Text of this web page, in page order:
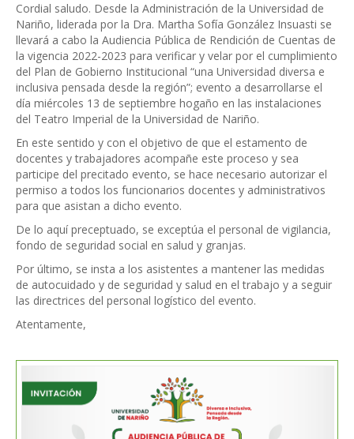
Cordial saludo. Desde la Administración de la Universidad de
Nariño, liderada por la Dra. Martha Sofía González Insuasti se
llevará a cabo la Audiencia Pública de Rendición de Cuentas de
la vigencia 2022-2023 para verificar y velar por el cumplimiento
del Plan de Gobierno Institucional “una Universidad diversa e
inclusiva pensada desde la región”; evento a desarrollarse el
día miércoles 13 de septiembre hogaño en las instalaciones
del Teatro Imperial de la Universidad de Nariño.
En este sentido y con el objetivo de que el estamento de
docentes y trabajadores acompañe este proceso y sea
participe del precitado evento, se hace necesario autorizar el
permiso a todos los funcionarios docentes y administrativos
para que asistan a dicho evento.
De lo aquí preceptuado, se exceptúa el personal de vigilancia,
fondo de seguridad social en salud y granjas.
Por último, se insta a los asistentes a mantener las medidas
de autocuidado y de seguridad y salud en el trabajo y a seguir
las directrices del personal logístico del evento.
Atentamente,